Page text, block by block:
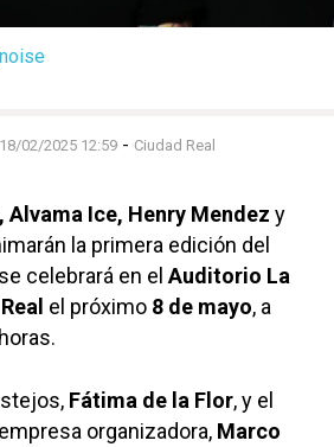
18/02/2025 12:59 - Ciudad Real
Alvama Ice, Henry Mendez y
la primera edición del
celebrará en el Auditorio La
el próximo 8 de mayo, a
Fátima de la Flor, y el
organizadora, Marco